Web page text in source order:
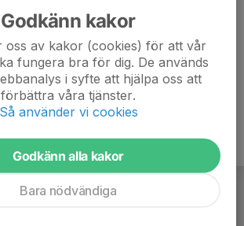
för att nå majblommans hemsidan!
Godkänn kakor
oss av kakor (cookies) för att vår
fungera bra för dig. De används
i syfte att hjälpa oss att
förbättra våra tjänster.
Så använder vi cookies
Godkänn alla kakor
Bara nödvändiga